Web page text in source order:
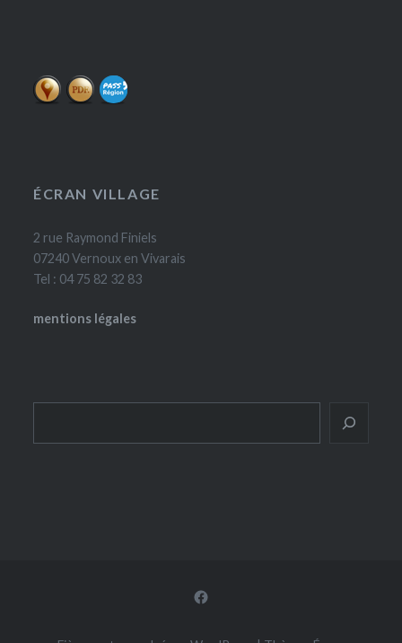
ÉCRAN VILLAGE
2 rue Raymond Finiels
07240 Vernoux en Vivarais
Tel : 04 75 82 32 83
mentions légales
Facebook